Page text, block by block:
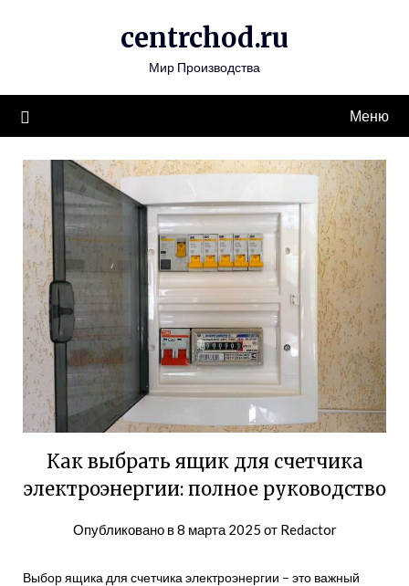
centrchod.ru
Мир Производства
Меню
Как выбрать ящик для счетчика
электроэнергии: полное руководство
Опубликовано в8 марта 2025 от Redactor
Выбор ящика для счетчика электроэнергии – это важный